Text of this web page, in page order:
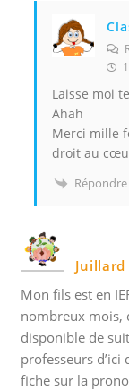
Laisse moi
Ahah
Merci mille
droit au
Répondre
Mon fils est en
nombreux mois,
disponible de
professeurs
fiche sur la